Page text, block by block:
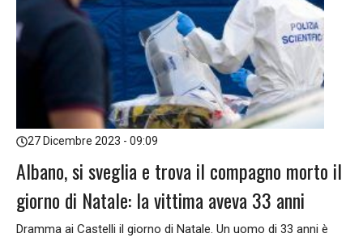
27 Dicembre 2023 - 09:09
Albano, si sveglia e trova il compagno morto il
giorno di Natale: la vittima aveva 33 anni
Dramma ai Castelli il giorno di Natale. Un uomo di 33 anni è